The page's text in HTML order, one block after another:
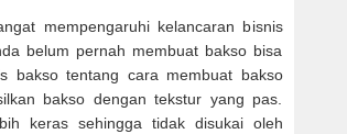
mempengaruhi kelancaran bisnis
belum pernah membuat bakso bisa
bakso tentang cara membuat bakso
bakso dengan tekstur yang pas.
keras sehingga tidak disukai oleh